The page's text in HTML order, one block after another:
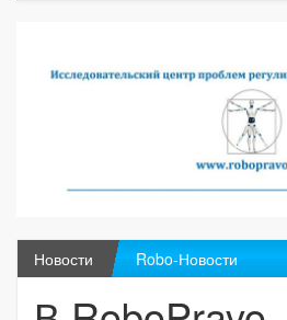
Новости Robo-Новости